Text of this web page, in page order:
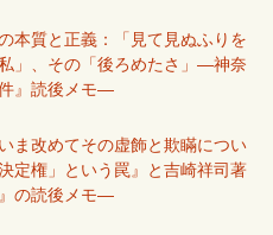
本質と正義：「見て見ぬふりを
」、その「後ろめたさ」―神奈
』読後メモ―
ま改めてその虚飾と欺瞞につい
定権」という罠』と吉崎祥司著
の読後メモ―